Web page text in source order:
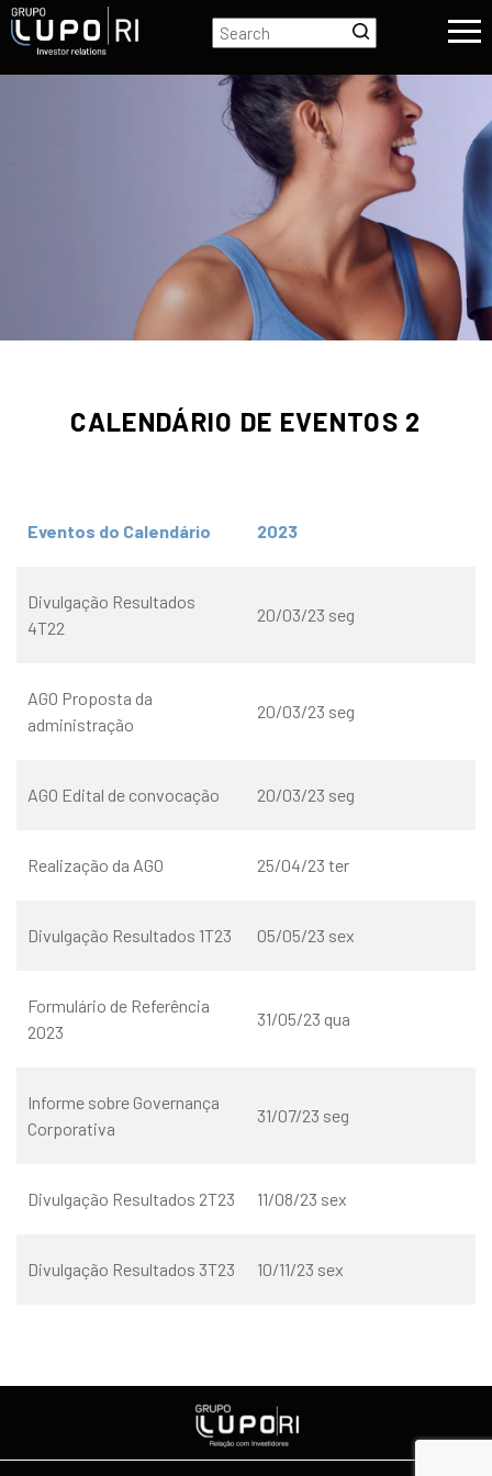
CALENDÁRIO DE EVENTOS 2
Eventos do Calendário 2023
Divulgação Resultados
4T22
20/03/23 seg
AGO Proposta da
administração
20/03/23 seg
AGO Edital de convocação 20/03/23 seg
Realização da AGO 25/04/23 ter
Divulgação Resultados 1T23 05/05/23 sex
Formulário de Referência
2023
31/05/23 qua
Informe sobre Governança
Corporativa
31/07/23 seg
Divulgação Resultados 2T23 11/08/23 sex
Divulgação Resultados 3T23 10/11/23 sex